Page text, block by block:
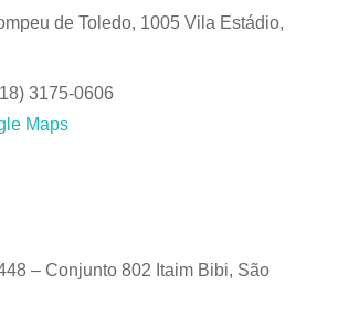
de Toledo, 1005 Vila Estádio,
3175-0606
Maps
– Conjunto 802 Itaim Bibi, São